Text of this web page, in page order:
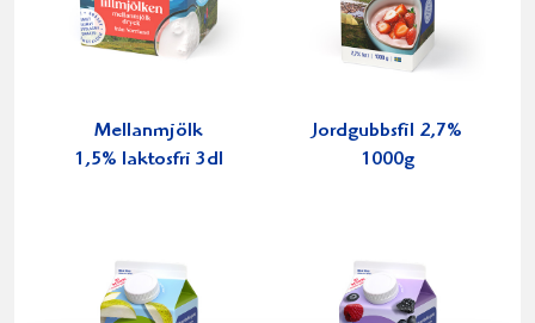
Mellanmjölk
1,5% laktosfri 3dl
Jordgubbsfil 2,7%
1000g